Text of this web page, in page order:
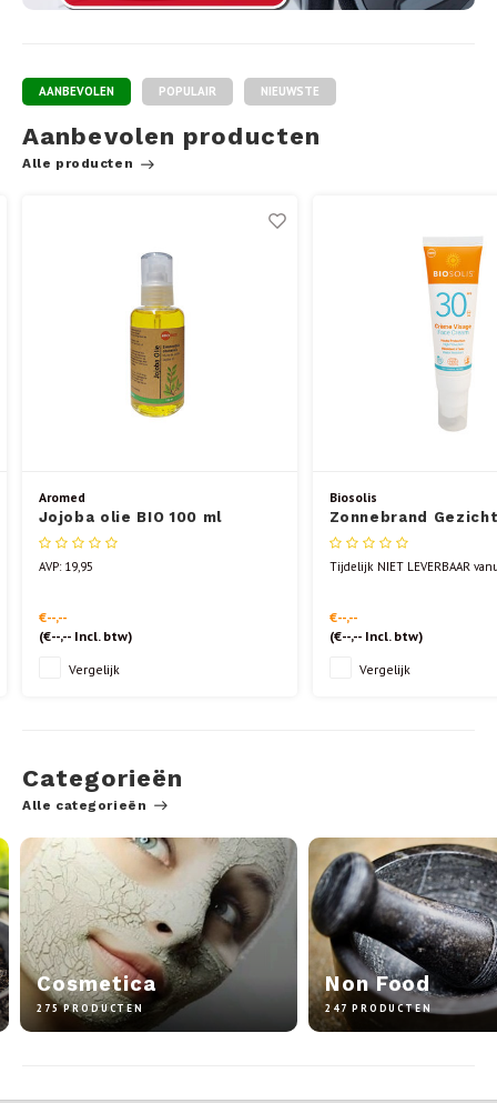
AANBEVOLEN POPULAIR NIEUWSTE
Aanbevolen producten
Alle producten
Aromed
Jojoba olie BIO 100 ml
AVP: 19,95
€--,--
(€--,--Incl. btw)
Vergelijk
Biosolis
Zonnebrand
ECOCERT 50 ml
Tijdelijk NIET LEVERBAAR
€--,--
(€--,--Incl. btw)
Vergelijk
Categorieën
Alle categorieën
Cosmetica
275 PRODUCTEN
Non Food
247 PRODUCTEN